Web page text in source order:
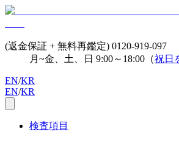
(返金保証 + 無料再鑑定) 0120-919-097
月~金、土、日 9:00～18:00（祝日
EN/KR
EN/KR
検査項目